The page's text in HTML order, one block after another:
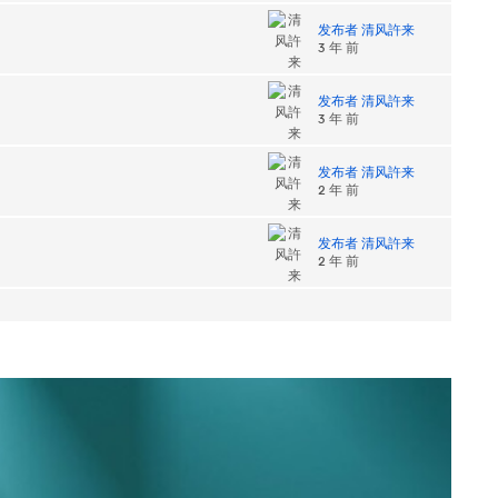
发布者 清风許来
3 年 前
发布者 清风許来
3 年 前
发布者 清风許来
2 年 前
发布者 清风許来
2 年 前